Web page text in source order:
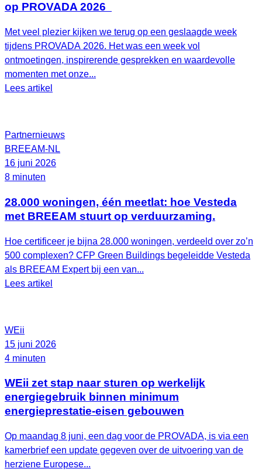
op PROVADA 2026
Met veel plezier kijken we terug op een geslaagde week
tijdens PROVADA 2026. Het was een week vol
ontmoetingen, inspirerende gesprekken en waardevolle
momenten met onze...
Lees artikel
Partnernieuws
BREEAM-NL
16 juni 2026
8 minuten
28.000 woningen, één meetlat: hoe Vesteda
met BREEAM stuurt op verduurzaming.
Hoe certificeer je bijna 28.000 woningen, verdeeld over zo’n
500 complexen? CFP Green Buildings begeleidde Vesteda
als BREEAM Expert bij een van...
Lees artikel
WEii
15 juni 2026
4 minuten
WEii zet stap naar sturen op werkelijk
energiegebruik binnen minimum
energieprestatie-eisen gebouwen
Op maandag 8 juni, een dag voor de PROVADA, is via een
kamerbrief een update gegeven over de uitvoering van de
herziene Europese...